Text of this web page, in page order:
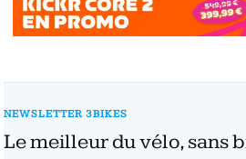
NEWSLETTER 3BIKES
Le meilleur du vélo, sans